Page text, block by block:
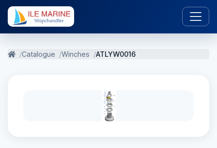
Catalogue Winches ATLYW0016